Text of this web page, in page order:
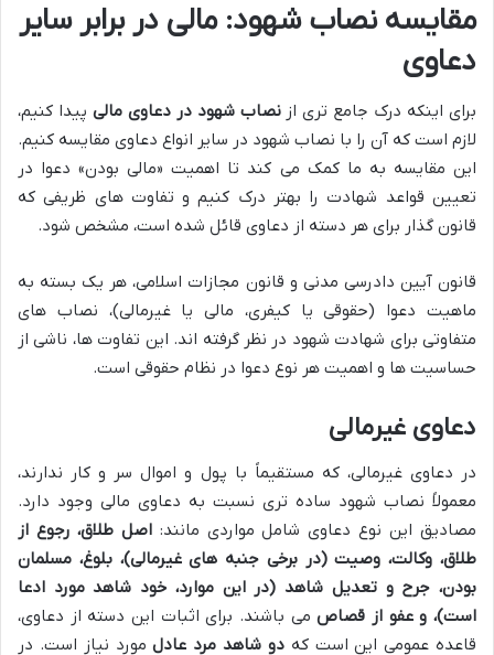
مقایسه نصاب شهود: مالی در برابر سایر
دعاوی
برای اینکه درک جامع تری ازنصاب شهود در دعاوی مالی پیدا کنیم،
لازم است که آن را با نصاب شهود در سایر انواع دعاوی مقایسه کنیم.
این مقایسه به ما کمک می کند تا اهمیت «مالی بودن» دعوا در
تعیین قواعد شهادت را بهتر درک کنیم و تفاوت های ظریفی که
قانون گذار برای هر دسته از دعاوی قائل شده است، مشخص شود.
قانون آیین دادرسی مدنی و قانون مجازات اسلامی، هر یک بسته به
ماهیت دعوا (حقوقی یا کیفری، مالی یا غیرمالی)، نصاب های
متفاوتی برای شهادت شهود در نظر گرفته اند. این تفاوت ها، ناشی از
حساسیت ها و اهمیت هر نوع دعوا در نظام حقوقی است.
دعاوی غیرمالی
در دعاوی غیرمالی، که مستقیماً با پول و اموال سر و کار ندارند،
معمولاً نصاب شهود ساده تری نسبت به دعاوی مالی وجود دارد.
مصادیق این نوع دعاوی شامل مواردی مانند:اصل طلاق، رجوع از
طلاق، وکالت، وصیت (در برخی جنبه های غیرمالی)، بلوغ، مسلمان
بودن، جرح و تعدیل شاهد (در این موارد، خود شاهد مورد ادعا
است)، و عفو از قصاصمی باشند. برای اثبات این دسته از دعاوی،
قاعده عمومی این است کهدو شاهد مرد عادلمورد نیاز است. در